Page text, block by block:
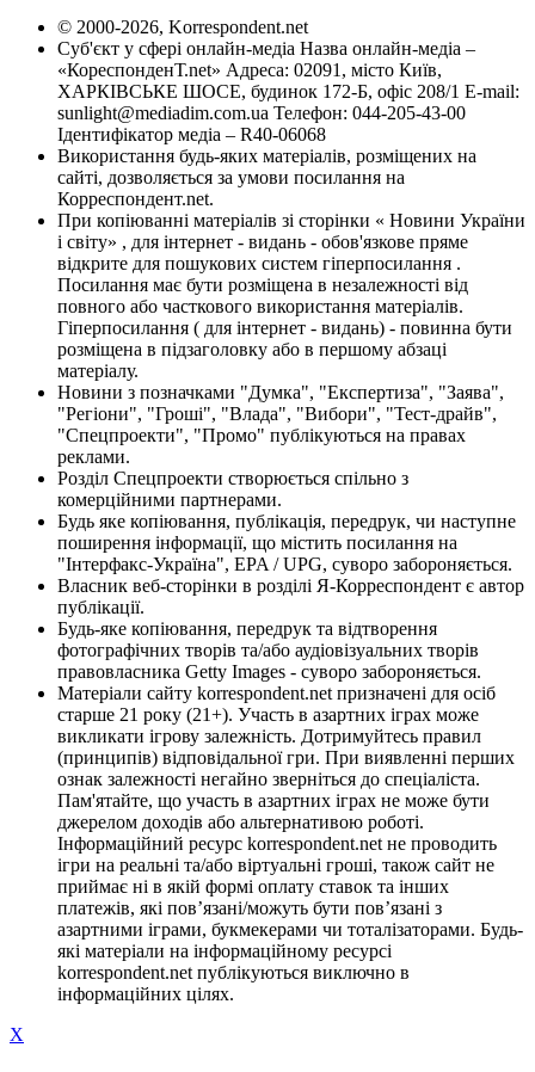
© 2000-2026, Korrespondent.net
Суб'єкт у сфері онлайн-медіа Назва онлайн-медіа –
«КореспонденТ.net» Адреса: 02091, місто Київ,
ХАРКІВСЬКЕ ШОСЕ, будинок 172-Б, офіс 208/1 E-mail:
sunlight@mediadim.com.ua Телефон: 044-205-43-00
Ідентифікатор медіа – R40-06068
Використання будь-яких матеріалів, розміщених на
сайті, дозволяється за умови посилання на
Корреспондент.net.
При копіюванні матеріалів зі сторінки « Новини України
і світу» , для інтернет - видань - обов'язкове пряме
відкрите для пошукових систем гіперпосилання .
Посилання має бути розміщена в незалежності від
повного або часткового використання матеріалів.
Гіперпосилання ( для інтернет - видань) - повинна бути
розміщена в підзаголовку або в першому абзаці
матеріалу.
Новини з позначками "Думка", "Експертиза", "Заява",
"Регіони", "Гроші", "Влада", "Вибори", "Тест-драйв",
"Спецпроекти", "Промо" публікуються на правах
реклами.
Розділ Спецпроекти створюється спільно з
комерційними партнерами.
Будь яке копіювання, публікація, передрук, чи наступне
поширення інформації, що містить посилання на
"Інтерфакс-Україна", EPA / UPG, суворо забороняється.
Власник веб-сторінки в розділі Я-Корреспондент є автор
публікації.
Будь-яке копіювання, передрук та відтворення
фотографічних творів та/або аудіовізуальних творів
правовласника Getty Images - суворо забороняється.
Матеріали сайту korrespondent.net призначені для осіб
старше 21 року (21+). Участь в азартних іграх може
викликати ігрову залежність. Дотримуйтесь правил
(принципів) відповідальної гри. При виявленні перших
ознак залежності негайно зверніться до спеціаліста.
Пам'ятайте, що участь в азартних іграх не може бути
джерелом доходів або альтернативою роботі.
Інформаційний ресурс korrespondent.net не проводить
ігри на реальні та/або віртуальні гроші, також сайт не
приймає ні в якій формі оплату ставок та інших
платежів, які пов’язані/можуть бути пов’язані з
азартними іграми, букмекерами чи тоталізаторами. Будь-
які матеріали на інформаційному ресурсі
korrespondent.net публікуються виключно в
інформаційних цілях.
X